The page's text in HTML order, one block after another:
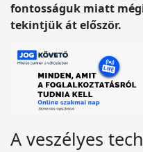
fontosságuk miatt
tekintjük át először.
A veszélyes